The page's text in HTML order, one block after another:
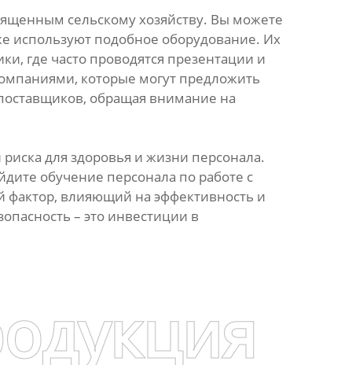
сельскому хозяйству. Вы можете
используют подобное оборудование. Их
где часто проводятся презентации и
которые могут предложить
обращая внимание на
для здоровья и жизни персонала.
обучение персонала по работе с
фактор, влияющий на эффективность и
– это инвестиции в